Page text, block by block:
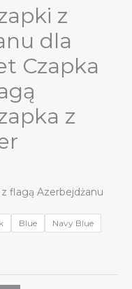
z
dla
Czapka
z
flagą Azerbejdżanu
Blue
Navy Blue